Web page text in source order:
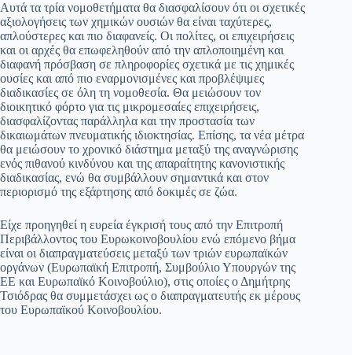
Αυτά τα τρία νομοθετήματα θα διασφαλίσουν ότι οι σχετικές
αξιολογήσεις των χημικών ουσιών θα είναι ταχύτερες,
απλούστερες και πιο διαφανείς. Οι πολίτες, οι επιχειρήσεις
και οι αρχές θα επωφεληθούν από την απλοποιημένη και
διαφανή πρόσβαση σε πληροφορίες σχετικά με τις χημικές
ουσίες και από πιο εναρμονισμένες και προβλέψιμες
διαδικασίες σε όλη τη νομοθεσία. Θα μειώσουν τον
διοικητικό φόρτο για τις μικρομεσαίες επιχειρήσεις,
διασφαλίζοντας παράλληλα και την προστασία των
δικαιωμάτων πνευματικής ιδιοκτησίας. Επίσης, τα νέα μέτρα
θα μειώσουν το χρονικό διάστημα μεταξύ της αναγνώρισης
ενός πιθανού κινδύνου και της απαραίτητης κανονιστικής
διαδικασίας, ενώ θα συμβάλλουν σημαντικά και στον
περιορισμό της εξάρτησης από δοκιμές σε ζώα.
Είχε προηγηθεί η ευρεία έγκρισή τους από την Επιτροπή
Περιβάλλοντος του Ευρωκοινοβουλίου ενώ επόμενο βήμα
είναι οι διαπραγματεύσεις μεταξύ των τριών ευρωπαϊκών
οργάνων (Ευρωπαϊκή Επιτροπή, Συμβούλιο Υπουργών της
ΕΕ και Ευρωπαϊκό Κοινοβούλιο), στις οποίες ο Δημήτρης
Τσιόδρας θα συμμετάσχει ως ο διαπραγματευτής εκ μέρους
του Ευρωπαϊκού Κοινοβουλίου.